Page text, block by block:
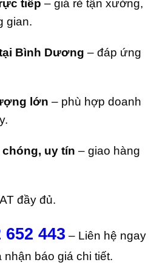
tiếp – giá rẻ tận xưởng,
gian.
Bình Dương – đáp ứng
lớn – phù hợp doanh
uy tín – giao hàng
đầy đủ.
652 443 – Liên hệ ngay
báo giá chi tiết.